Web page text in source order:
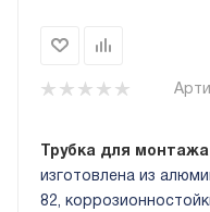
Трубка для
изготовлена из
82,